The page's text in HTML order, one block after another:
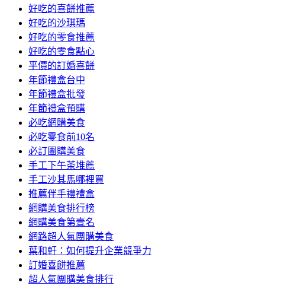
好吃的喜餅推薦
好吃的沙琪瑪
好吃的零食推薦
好吃的零食點心
平價的訂婚喜餅
年節禮盒台中
年節禮盒批發
年節禮盒預購
必吃網購美食
必吃零食前10名
必訂團購美食
手工下午茶堆薦
手工沙其馬哪裡買
推薦伴手禮禮盒
網購美食排行榜
網購美食第壹名
網路超人氣團購美食
葉和軒：如何提升企業競爭力
訂婚喜餅推薦
超人氣團購美食排行